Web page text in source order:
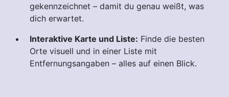
gekennzeichnet – damit du genau weißt, was
dich erwartet.
Interaktive Karte und Liste: Finde die besten
Orte visuell und in einer Liste mit
Entfernungsangaben – alles auf einen Blick.